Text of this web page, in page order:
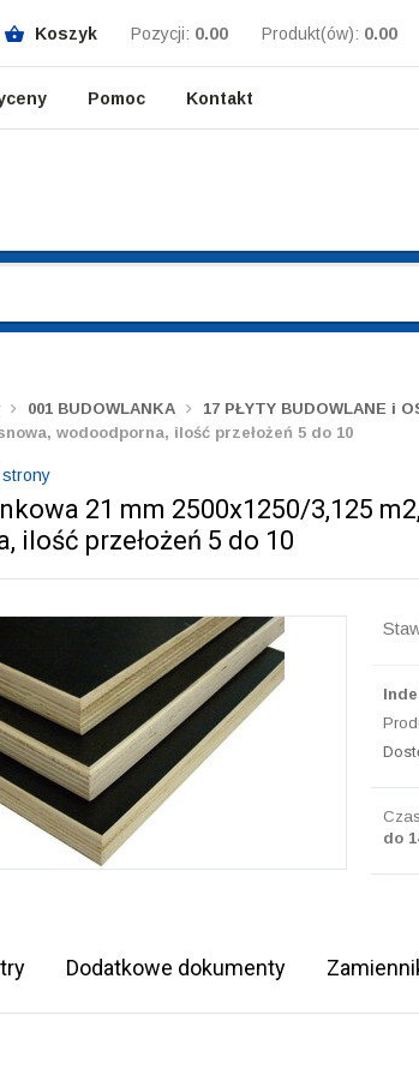
Koszyk Pozycji: 0.00 Produkt(ów): 0.00
Pomoc Kontakt
001 BUDOWLANKA 17 PŁYTY BUDOWLANE i
wodoodporna, ilość przełożeń 5 do 10
21 mm 2500x1250/3,125
ilość przełożeń 5 do 10
do
Dodatkowe dokumenty